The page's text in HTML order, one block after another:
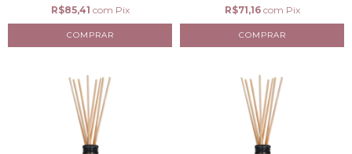
R$85,41 com Pix R$71,16 com Pix